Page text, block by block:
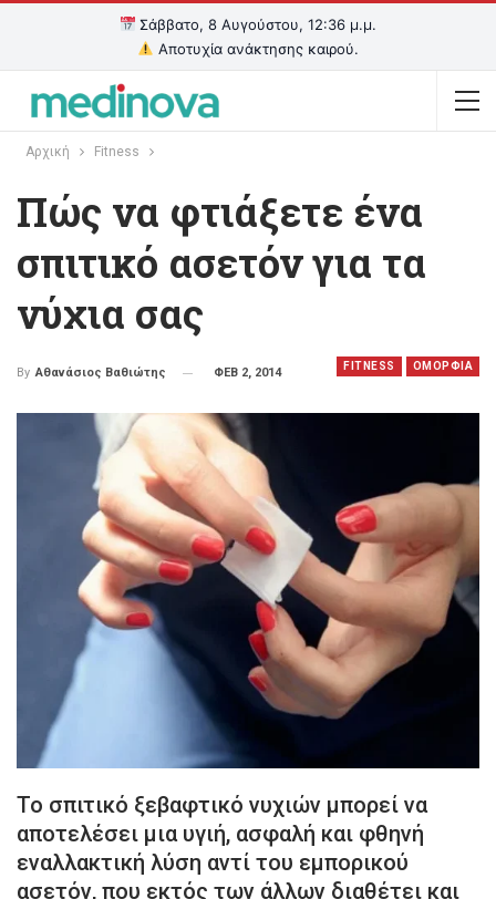
Σάββατο, 8 Αυγούστου, 12:36 μ.μ.
Αποτυχία ανάκτησης καιρού.
Αρχική Fitness
Πώς να φτιάξετε ένα
σπιτικό ασετόν για τα
νύχια σας
FITNESS OΜΟΡΦΙΑ
By Αθανάσιος Βαθιώτης ΦΕΒ 2, 2014
Το σπιτικό ξεβαφτικό νυχιών μπορεί να
αποτελέσει μια υγιή, ασφαλή και φθηνή
εναλλακτική λύση αντί του εμπορικού
ασετόν, που εκτός των άλλων διαθέτει και